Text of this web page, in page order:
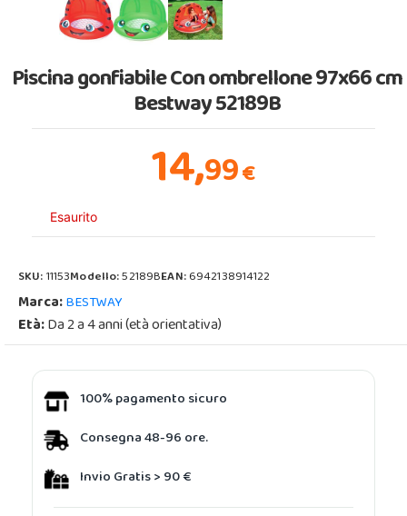
Piscina gonfiabile Con ombrellone 97x66 cm
Bestway 52189B
14,99€
Esaurito
SKU:11153Modello:52189BEAN:6942138914122
Marca:BESTWAY
Età:Da 2 a 4 anni (età orientativa)
100% pagamento sicuro
Consegna 48-96 ore.
Invio Gratis > 90 €